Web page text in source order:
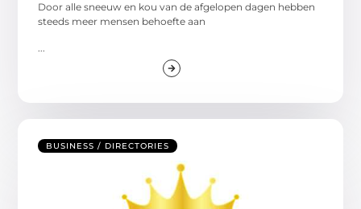
Door alle sneeuw en kou van de afgelopen dagen hebben
steeds meer mensen behoefte aan
BUSINESS / DIRECTORIES